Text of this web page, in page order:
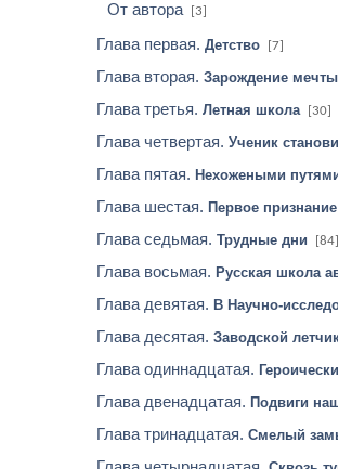
От автора [3]
Глава первая. Детство [7]
Глава вторая. Зарождение мечты
Глава третья. Летная школа [30]
Глава четвертая. Ученик
Глава пятая. Нехожеными
Глава шестая. Первое
Глава седьмая. Трудные дни [84]
Глава восьмая. Русская школа
Глава девятая. В Научно-
Глава десятая. Заводской
Глава одиннадцатая.
Глава двенадцатая. Подвиги
Глава тринадцатая. Смелый